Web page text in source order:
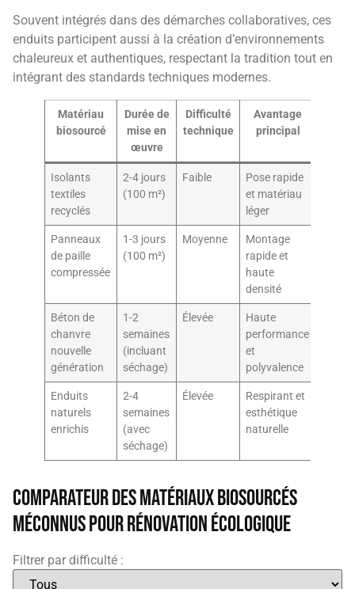
Souvent intégrés dans des démarches collaboratives, ces
enduits participent aussi à la création d’environnements
chaleureux et authentiques, respectant la tradition tout en
intégrant des standards techniques modernes.
Matériau
biosourcé
Durée de
mise en
œuvre
Difficulté
technique
Avantage
principal
Isolants
textiles
recyclés
2-4 jours
(100 m²)
Faible
Pose rapide
et matériau
léger
Panneaux
de paille
compressée
1-3 jours
(100 m²)
Moyenne
Montage
rapide et
haute
densité
Béton de
chanvre
nouvelle
génération
1-2
semaines
(incluant
séchage)
Élevée
Haute
performance
et
polyvalence
Enduits
naturels
enrichis
2-4
semaines
(avec
séchage)
Élevée
Respirant et
esthétique
naturelle
Comparateur des matériaux biosourcés
méconnus pour rénovation écologique
Filtrer par difficulté :